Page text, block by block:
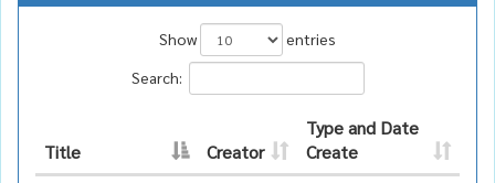
Show
entries
Search:
Title Creator
Type and Date
Create